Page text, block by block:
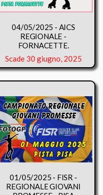
04/05/2025 - AICS
REGIONALE -
FORNACETTE.
Scade 30 giugno, 2025
01/05/2025 - FISR -
REGIONALE GIOVANI